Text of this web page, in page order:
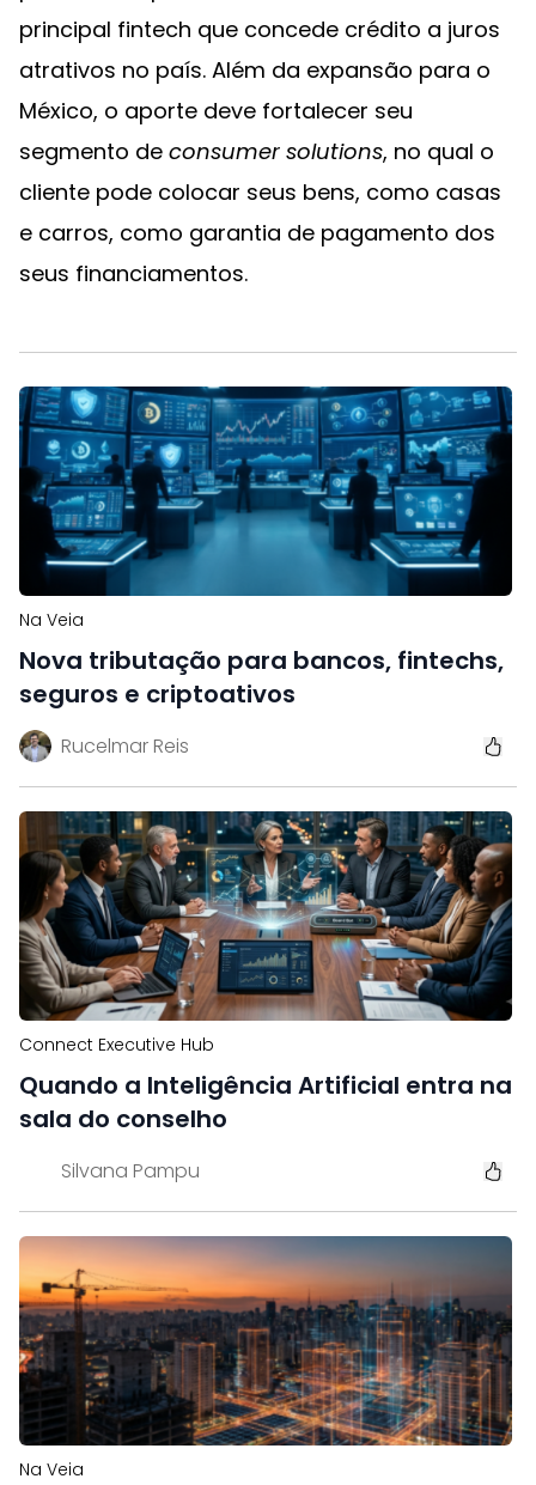
principal fintech que concede crédito a juros
atrativos no país. Além da expansão para o
México, o aporte deve fortalecer seu
segmento de consumer solutions, no qual o
cliente pode colocar seus bens, como casas
e carros, como garantia de pagamento dos
seus financiamentos.
Na Veia
Nova tributação para bancos, fintechs,
seguros e criptoativos
Rucelmar Reis
Connect Executive Hub
Quando a Inteligência Artificial entra na
sala do conselho
Silvana Pampu
Na Veia